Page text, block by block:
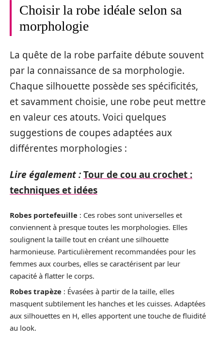
Choisir la robe idéale selon sa
morphologie
La quête de la robe parfaite débute souvent
par la connaissance de sa morphologie.
Chaque silhouette possède ses spécificités,
et savamment choisie, une robe peut mettre
en valeur ces atouts. Voici quelques
suggestions de coupes adaptées aux
différentes morphologies :
Lire également :Tour de cou au crochet :
techniques et idées
Robes portefeuille : Ces robes sont universelles et
conviennent à presque toutes les morphologies. Elles
soulignent la taille tout en créant une silhouette
harmonieuse. Particulièrement recommandées pour les
femmes aux courbes, elles se caractérisent par leur
capacité à flatter le corps.
Robes trapèze : Évasées à partir de la taille, elles
masquent subtilement les hanches et les cuisses. Adaptées
aux silhouettes en H, elles apportent une touche de fluidité
au look.